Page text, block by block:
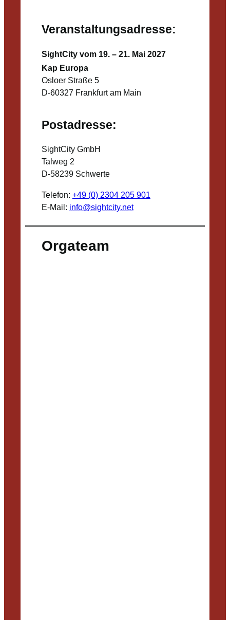
Veranstaltungsadresse:
SightCity vom 19. – 21. Mai 2027
Kap Europa
Osloer Straße 5
D-60327 Frankfurt am Main
Postadresse:
SightCity GmbH
Talweg 2
D-58239 Schwerte
Telefon: +49 (0) 2304 205 901
E-Mail: info@sightcity.net
Orgateam